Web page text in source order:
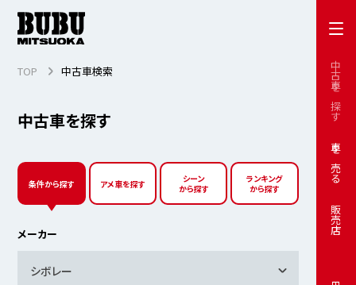
中古車を探す
車を売る
販売店
中古車を探す
TOP 中古車検索
条件から探す アメ車を探す
シーン
から探す
ランキング
から探す
メーカー
シボレー